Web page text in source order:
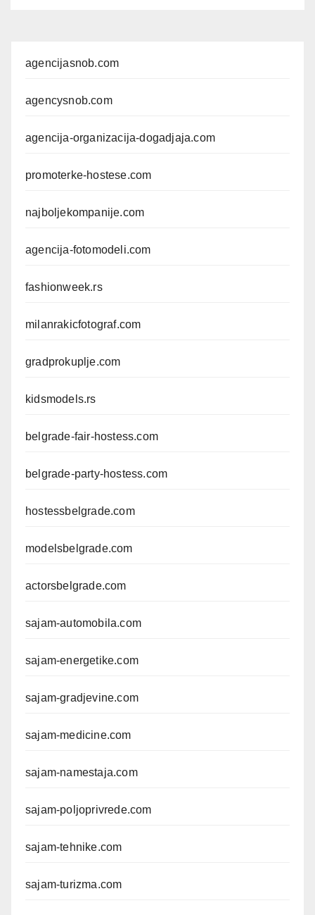
agencijasnob.com
agencysnob.com
agencija-organizacija-dogadjaja.com
promoterke-hostese.com
najboljekompanije.com
agencija-fotomodeli.com
fashionweek.rs
milanrakicfotograf.com
gradprokuplje.com
kidsmodels.rs
belgrade-fair-hostess.com
belgrade-party-hostess.com
hostessbelgrade.com
modelsbelgrade.com
actorsbelgrade.com
sajam-automobila.com
sajam-energetike.com
sajam-gradjevine.com
sajam-medicine.com
sajam-namestaja.com
sajam-poljoprivrede.com
sajam-tehnike.com
sajam-turizma.com